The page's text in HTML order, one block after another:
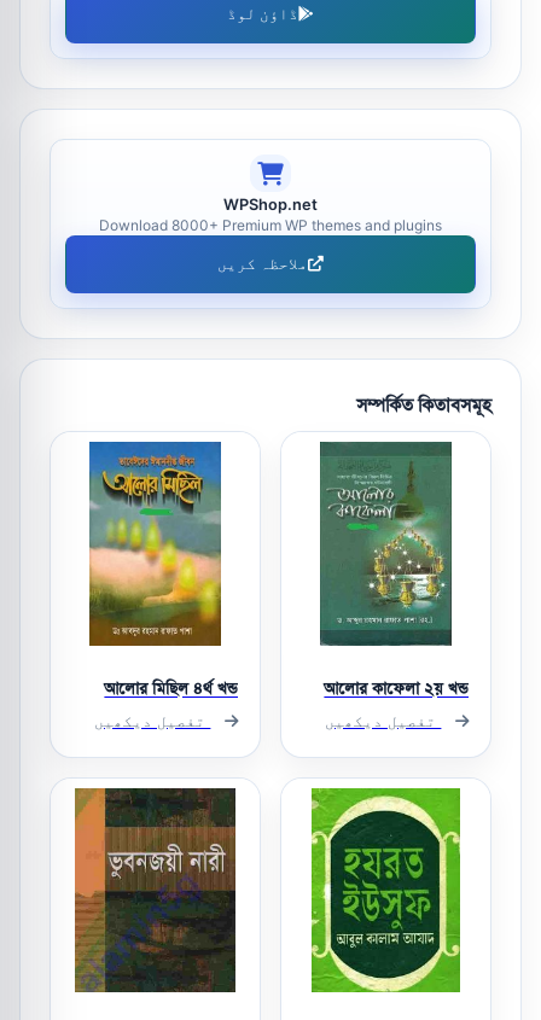
ڈاؤن لوڈ
WPShop.net
Download 8000+ Premium WP themes and plugins
ملاحظہ کریں
সম্পর্কিত কিতাবসমূহ
আলোর কাফেলা ২য় খন্ড
تفصیل دیکھیں
আলোর মিছিল ৪র্থ খন্ড
تفصیل دیکھیں